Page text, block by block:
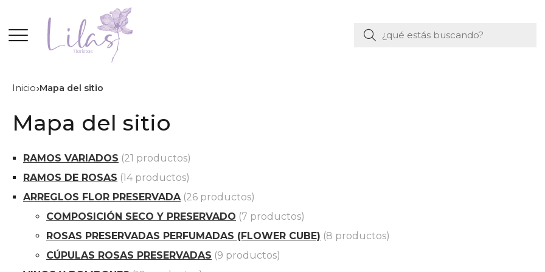
Buscar
Inicio Mapa del sitio
Mapa del sitio
RAMOS VARIADOS (21 productos)
RAMOS DE ROSAS (14 productos)
ARREGLOS FLOR PRESERVADA (26 productos)
COMPOSICIÓN SECO Y PRESERVADO (7 productos)
ROSAS PRESERVADAS PERFUMADAS (FLOWER CUBE) (8 productos)
CÚPULAS ROSAS PRESERVADAS (9 productos)